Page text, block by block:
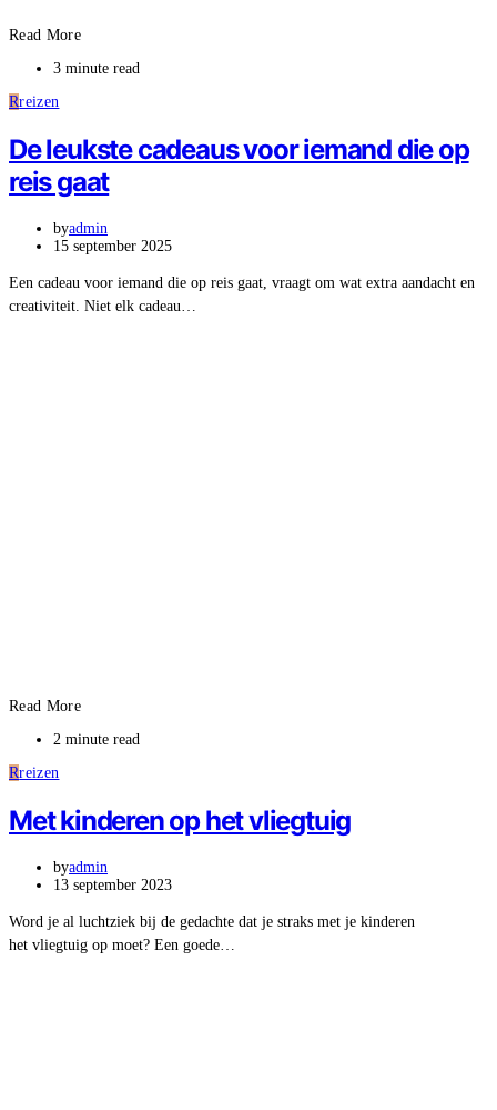
Read More
3 minute read
Rreizen
De leukste cadeaus voor iemand die op
reis gaat
byadmin
15 september 2025
Een cadeau voor iemand die op reis gaat, vraagt om wat extra aandacht en
creativiteit. Niet elk cadeau…
Read More
2 minute read
Rreizen
Met kinderen op het vliegtuig
byadmin
13 september 2023
Word je al luchtziek bij de gedachte dat je straks met je kinderen
het vliegtuig op moet? Een goede…